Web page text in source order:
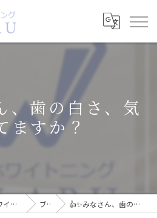
、歯の白さ、気
ますか？
東京都多摩市のセルフホワイトニングならECLARU-エクラル- ブログ 👍✨みなさん、歯の白さ、気にしてますか？